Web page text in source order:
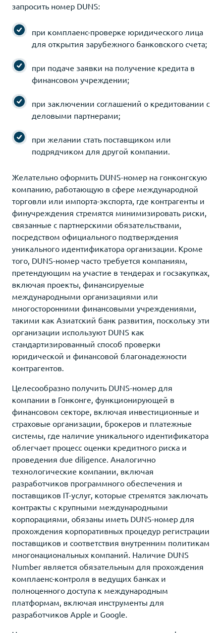
запросить номер DUNS:
при комплаенс-проверке юридического лица
для открытия зарубежного банковского счета;
при подаче заявки на получение кредита в
финансовом учреждении;
при заключении соглашений о кредитовании с
деловыми партнерами;
при желании стать поставщиком или
подрядчиком для другой компании.
Желательно оформить DUNS-номер на гонконгскую
компанию, работающую в сфере международной
торговли или импорта-экспорта, где контрагенты и
финучреждения стремятся минимизировать риски,
связанные с партнерскими обязательствами,
посредством официального подтверждения
уникального идентификатора организации. Кроме
того, DUNS-номер часто требуется компаниям,
претендующим на участие в тендерах и госзакупках,
включая проекты, финансируемые
международными организациями или
многосторонними финансовыми учреждениями,
такими как Азиатский банк развития, поскольку эти
организации используют DUNS как
стандартизированный способ проверки
юридической и финансовой благонадежности
контрагентов.
Целесообразно получить DUNS-номер для
компании в Гонконге, функционирующей в
финансовом секторе, включая инвестиционные и
страховые организации, брокеров и платежные
системы, где наличие уникального идентификатора
облегчает процесс оценки кредитного риска и
проведения due diligence. Аналогично
технологические компании, включая
разработчиков программного обеспечения и
поставщиков IT-услуг, которые стремятся заключать
контракты с крупными международными
корпорациями, обязаны иметь DUNS-номер для
прохождения корпоративных процедур регистрации
поставщиков и соответствия внутренним политикам
многонациональных компаний. Наличие DUNS
Number является обязательным для прохождения
комплаенс-контроля в ведущих банках и
полноценного доступа к международным
платформам, включая инструменты для
разработчиков Apple и Google.